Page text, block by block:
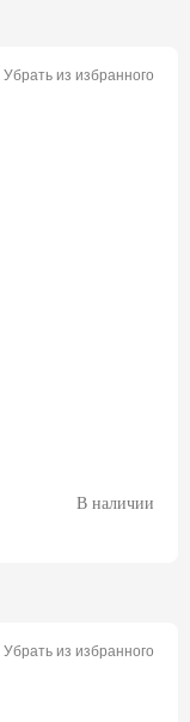
Убрать из избранного
В наличии
Убрать из избранного